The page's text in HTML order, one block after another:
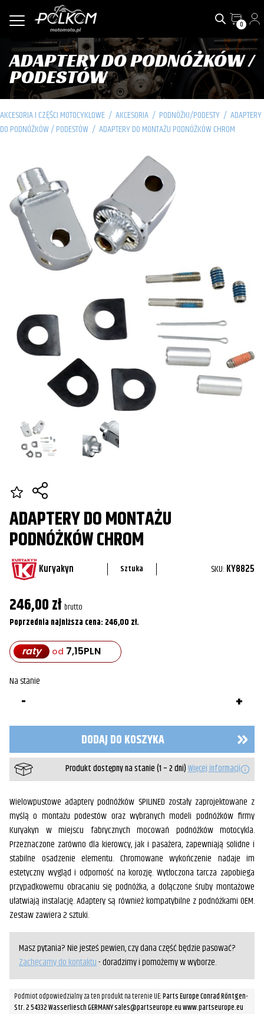
0
ADAPTERY DO PODNÓŻKÓW /
PODESTÓW
AKCESORIA I CZĘŚCI MOTOCYKLOWE / AKCESORIA / PODNÓŻKI/PODESTY / ADAPTERY
DO PODNÓŻKÓW / PODESTÓW / ADAPTERY DO MONTAŻU PODNÓŻKÓW CHROM
ADAPTERY DO MONTAŻU
PODNÓŻKÓW CHROM
Kuryakyn Sztuka SKU: KY8825
246,00zł brutto
Poprzednia najniższa cena: 246,00 zł.
raty od 7,15PLN
Na stanie
montażu
DODAJ DO KOSZYKA
Produkt dostępny na stanie (1 – 2 dni)Więcej informacji
Wielowpustowe adaptery podnóżków SPILINED zostały zaprojektowane z
myślą o montażu podestów oraz wybranych modeli podnóżków firmy
Kuryakyn w miejscu fabrycznych mocowań podnóżków motocykla.
Przeznaczone zarówno dla kierowcy, jak i pasażera, zapewniają solidne i
stabilne osadzenie elementu. Chromowane wykończenie nadaje im
estetyczny wygląd i odporność na korozję. Wytłoczona tarcza zapobiega
przypadkowemu obracaniu się podnóżka, a dołączone śruby montażowe
ułatwiają instalację. Adaptery są również kompatybilne z podnóżkami OEM.
Zestaw zawiera 2 sztuki.
Masz pytania? Nie jesteś pewien, czy dana część będzie pasować?
Zachęcamy do kontaktu- doradzimy i pomożemy w wyborze.
Podmiot odpowiedzialny za ten produkt na terenie UE:Parts Europe Conrad Röntgen-
Str. 2 54332 Wasserliesch GERMANY sales@partseurope.eu www.partseurope.eu